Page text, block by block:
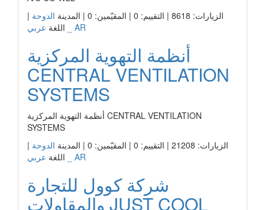
الزيارات: 8618 | التقييم: 0 | المقيّمين: 0 | المدينة
الدوحة |
اللغة عربي _ AR
أنظمة التهوية المركزية
CENTRAL VENTILATION
SYSTEMS
أنظمة التهوية المركزية CENTRAL VENTILATION
SYSTEMS
الزيارات: 21208 | التقييم: 0 | المقيّمين: 0 | المدينة
الدوحة |
اللغة عربي _ AR
شركة كوول للتجارة
والمقاولات JUST COOL